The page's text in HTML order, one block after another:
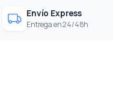
Envío Express
Entrega en 24/48h